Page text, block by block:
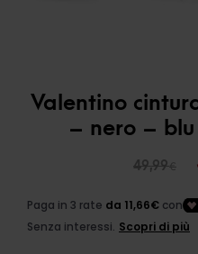
Valentino
– nero – blu
49,99€